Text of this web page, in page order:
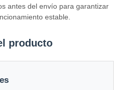
antes del envío para garantizar
estable.
producto